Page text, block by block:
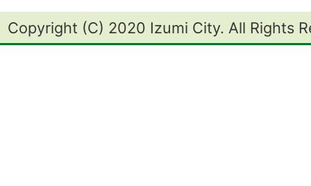
Copyright (C) 2020 Izumi City. All Rights